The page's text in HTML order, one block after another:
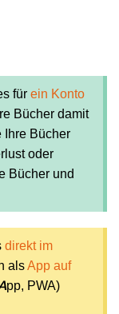
für ein Konto
Bücher damit
Ihre Bücher
oder
Bücher und
direkt im
alsApp auf
pp, PWA)